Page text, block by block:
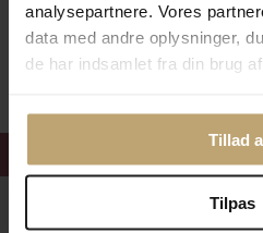
analysepartnere. Vores
data med andre oplysninger,
de har indsamlet fra din brug
Tillad
Tilpas
Sikker Og Tryg E-Handel
Følg med i